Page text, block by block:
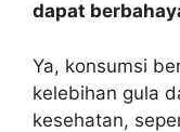
dapat
Ya, konsumsi
kelebihan gula
kesehatan,